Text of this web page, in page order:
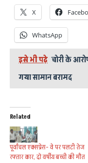
X
WhatsApp
इसे भी पढ़े चोरी के
गया सामान बरामद
Related
पूर्वांचल एक्सप्रेस- वे पर पलटी तेज
रफ्तार कार, दो वर्षीय बच्ची की मौत